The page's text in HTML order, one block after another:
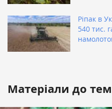
Ріпак в
540 тис.
Матеріали до